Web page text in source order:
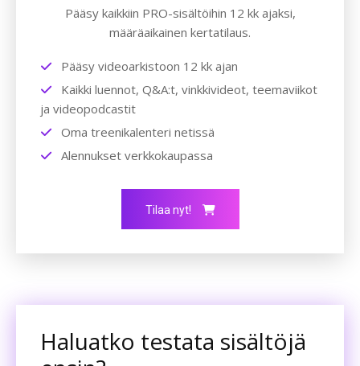
Pääsy kaikkiin PRO-sisältöihin 12 kk ajaksi,
määräaikainen kertatilaus.
Pääsy videoarkistoon 12 kk ajan
Kaikki luennot, Q&A:t, vinkkivideot, teemaviikot
ja videopodcastit
Oma treenikalenteri netissä
Alennukset verkkokaupassa
Tilaa nyt!
Haluatko testata sisältöjä